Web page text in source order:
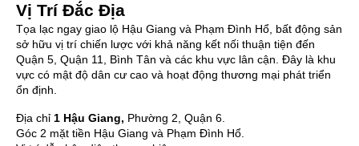
Vị Trí Đắc Địa
Tọa lạc ngay giao lộ Hậu Giang và Phạm Đình Hổ, bất động sản
sở hữu vị trí chiến lược với khả năng kết nối thuận tiện đến
Quận 5, Quận 11, Bình Tân và các khu vực lân cận. Đây là khu
vực có mật độ dân cư cao và hoạt động thương mại phát triển
ổn định.
Địa chỉ 1 Hậu Giang, Phường 2, Quận 6.
Góc 2 mặt tiền Hậu Giang và Phạm Đình Hổ.